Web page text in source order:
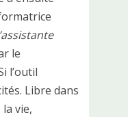
le
l’outil
Libre dans
vie,